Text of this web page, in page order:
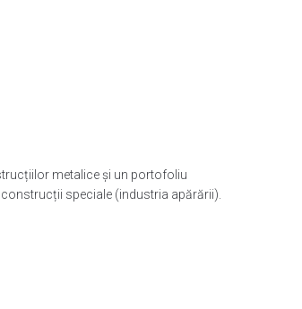
metalice și un portofoliu
speciale (industria apărării).